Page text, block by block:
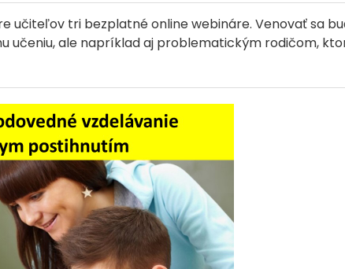
učiteľov tri bezplatné online webináre. Venovať sa
učeniu, ale napríklad aj problematickým rodičom,